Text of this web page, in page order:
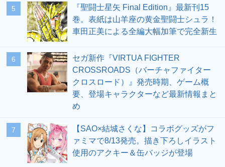
5
『聖闘士星矢 Final Edition』最新刊15
巻。表紙は山羊座の黄金聖闘士シュラ！
車田正美による全編大幅加筆で完全新生
6
セガ新作『VIRTUA FIGHTER
CROSSROADS（バーチャファイター
クロスロード）』発売時期、ゲーム概
要、登場キャラクターなど最新情報まと
め
7
【SAO×結城さくな】コラボグッズがフ
ァミマで8/13発売。描き下ろしイラスト
使用のアクキー＆缶バッジが登場